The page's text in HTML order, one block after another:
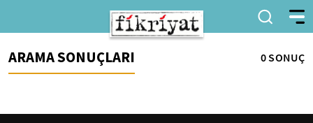
ARAMA SONUÇLARI 0 SONUÇ